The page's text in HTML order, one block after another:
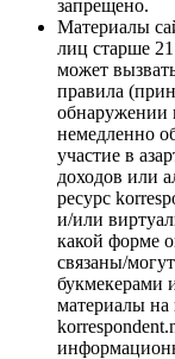
запрещено.
Материалы
лиц старше
может
правила
обнаружении
немедленно
участие в
доходов или
ресурс
и/или
какой форме
связаны/
букмекерами
материалы